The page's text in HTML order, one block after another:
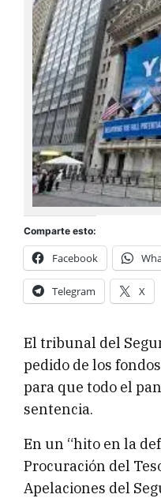
Comparte esto:
Facebook
Telegram X
El tribunal del
pedido de los
para que todo el
sentencia.
En un “hito en la
Procuración del
Apelaciones del